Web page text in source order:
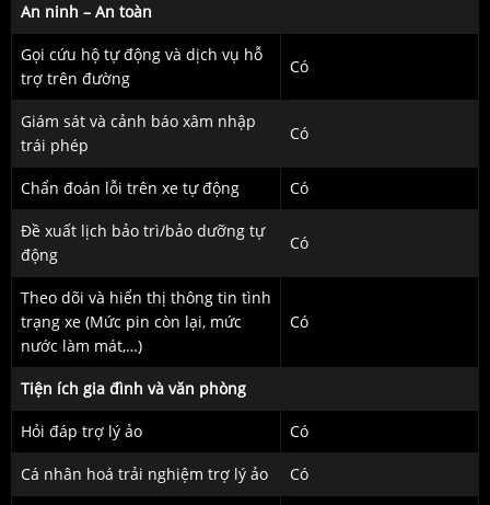
An ninh – An toàn
Gọi cứu hộ tự động và dịch vụ hỗ
trợ trên đường
Có
Giám sát và cảnh báo xâm nhập
trái phép
Có
Chẩn đoán lỗi trên xe tự động Có
Đề xuất lịch bảo trì/bảo dưỡng tự
động
Có
Theo dõi và hiển thị thông tin tình
trạng xe (Mức pin còn lại, mức
nước làm mát,…)
Có
Tiện ích gia đình và văn phòng
Hỏi đáp trợ lý ảo Có
Cá nhân hoá trải nghiệm trợ lý ảo Có